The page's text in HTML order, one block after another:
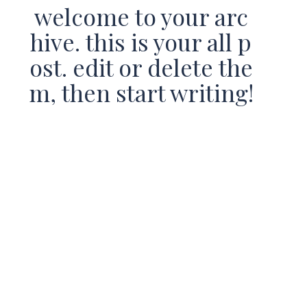
welcome to your arc
hive. this is your all p
ost. edit or delete the
m, then start writing!